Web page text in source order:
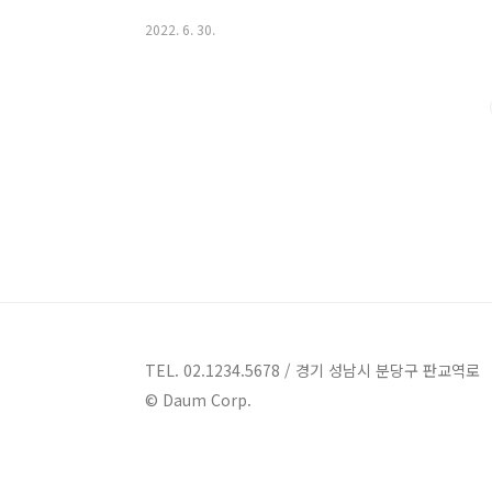
자 만기일이 경과된계좌 , 타인신탁계좌는 불가능합니
터 1년이내 입니다) 대출금리 ) 예/ 적금 담보대출의 경
2022. 6. 30.
TEL. 02.1234.5678 / 경기 성남시 분당구 판교역로
© Daum Corp.